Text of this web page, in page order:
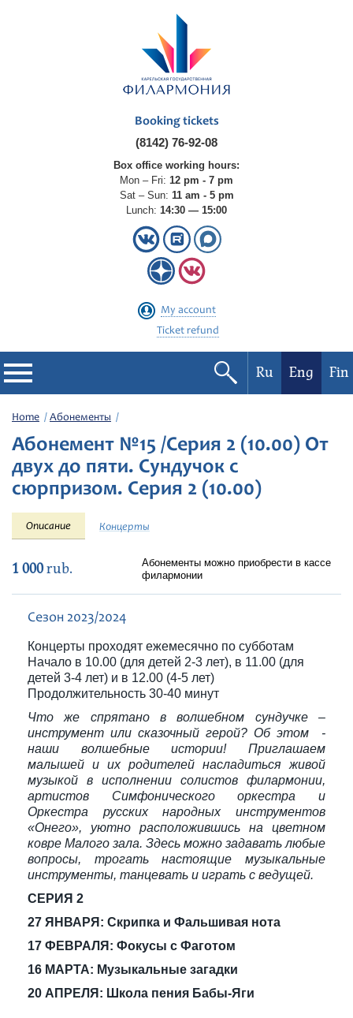
Booking tickets
(8142) 76-92-08
Box office working hours:
Mon – Fri: 12 pm - 7 pm
Sat – Sun: 11 am - 5 pm
Lunch: 14:30 — 15:00
My account
Ticket refund
Philharmonic
Current events
Festivals
Ru Eng Fin
Home Абонементы
Абонемент №15 /Серия 2 (10.00) От
двух до пяти. Сундучок с
сюрпризом. Серия 2 (10.00)
Описание Концерты
1 000rub.
Абонементы можно приобрести в кассе
филармонии
Сезон 2023/2024
Концерты проходят ежемесячно по субботам
Начало в 10.00 (для детей 2-3 лет), в 11.00 (для
детей 3-4 лет) и в 12.00 (4-5 лет)
Продолжительность 30-40 минут
Что же спрятано в волшебном сундучке –
инструмент или сказочный герой? Об этом -
наши волшебные истории! Приглашаем
малышей и их родителей насладиться живой
музыкой в исполнении солистов филармонии,
артистов Симфонического оркестра и
Оркестра русских народных инструментов
«Онего», уютно расположившись на цветном
ковре Малого зала. Здесь можно задавать любые
вопросы, трогать настоящие музыкальные
инструменты, танцевать и играть с ведущей.
СЕРИЯ 2
27 ЯНВАРЯ: Скрипка и Фальшивая нота
17 ФЕВРАЛЯ: Фокусы с Фаготом
16 МАРТА: Музыкальные загадки
20 АПРЕЛЯ: Школа пения Бабы-Яги